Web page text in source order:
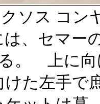
クソス コン
は、セマー
。 上に向
けた左手